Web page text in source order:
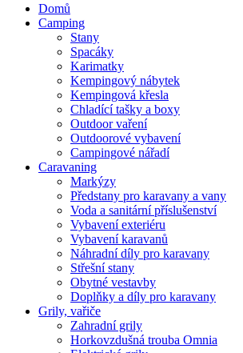
Domů
Camping
Stany
Spacáky
Karimatky
Kempingový nábytek
Kempingová křesla
Chladící tašky a boxy
Outdoor vaření
Outdoorové vybavení
Campingové nářadí
Caravaning
Markýzy
Předstany pro karavany a vany
Voda a sanitární příslušenství
Vybavení exteriéru
Vybavení karavanů
Náhradní díly pro karavany
Střešní stany
Obytné vestavby
Doplňky a díly pro karavany
Grily, vařiče
Zahradní grily
Horkovzdušná trouba Omnia